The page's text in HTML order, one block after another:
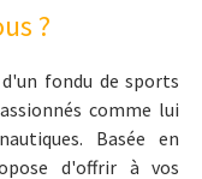
?
fondu de sports
comme lui
Basée en
d'offrir à vos